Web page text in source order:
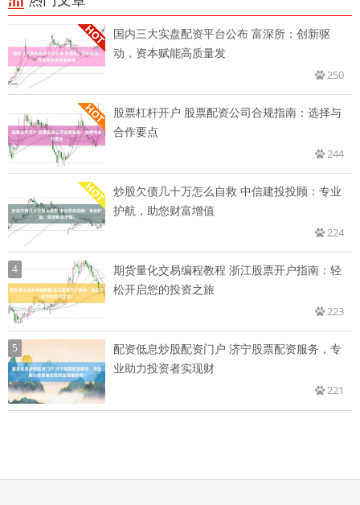
国内三大实盘配资平台公布 富深所：创新驱
动，资本赋能高质量发
250
股票杠杆开户 股票配资公司合规指南：选择与
合作要点
244
炒股欠债几十万怎么自救 中信建投投顾：专业
护航，助您财富增值
224
4
期货量化交易编程教程 浙江股票开户指南：轻
松开启您的投资之旅
223
5
配资低息炒股配资门户 济宁股票配资服务，专
业助力投资者实现财
221